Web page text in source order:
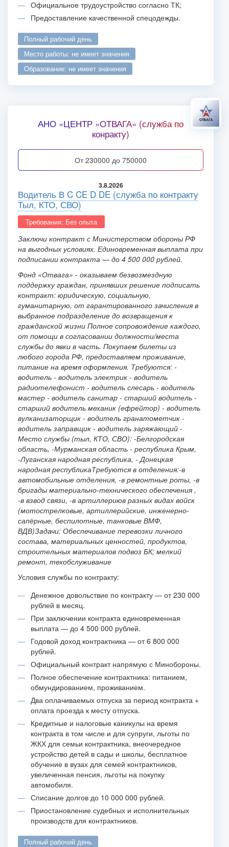
Официальное трудоустройство согласно ТК;
Предоставление качественной спецодежды.
полный рабочий день
место работы: не имеет значения
образование: не имеет значения
АНО «ЦЕНТР «ОТВАГА» (служба по
конракту)
от 230000 до 750000
3.8.2026
Водитель В C CE D DE (служба по контракту
Тыл, КТО, СВО)
Требования: Без опыта
Заключи контракт с Министерством обороны РФ
на выгодных условиях. Единовременная выплата при
подписании контракта — до 4 500 000 рублей.
Фонд «Отвага» - оказываем безвозмездную
поддержку граждан, принявших решение подписать
контракт: юридическую, социальную,
гуманитарную, от гарантированного зачисления в
выбранное подразделение до возвращения к
гражданской жизни Полное сопровождение каждого,
от помощи в согласовании должности/места
службы до явки в часть. Покупаем билеты из
любого города РФ, предоставляем проживание,
питание на время оформления. Требуются: -
водитель - водитель электрик - водитель
радиотелефонист - водитель слесарь - водитель
мастер - водитель санитар - старший водитель -
старший водитель механик (ефрейтор) - водитель
вулканизаторщик - водитель гранатометчик -
водитель заправщик - водитель заряжающий -
Место службы (тыл, КТО, СВО): -Белгородская
область, -Мурманская область - республика Крым,
-Луганская народная республика, - Донецкая
народная республикаТребуются в отделения:-в
автомобильные отделения, -в ремонтные роты, -в
бригады материально-технического обеспечения ,
-в взвод связи, -в артиллериюв разных видах войск
(мотострелковые, артиллерийские, инженерно-
сапёрные, беспилотные, танковые ВМФ,
ВДВ)Задачи: Обеспечивание перевозки личного
состава, материальных ценностей, продуктов,
строительных материалов подвоз БК; мелкий
ремонт, техобслуживание
Условия службы по контракту:
Денежное довольствие по контракту — от 230 000
рублей в месяц.
При заключении контракта единовременная
выплата — до 4 500 000 рублей.
Годовой доход контрактника — от 6 800 000
рублей.
Официальный контракт напрямую с Минобороны.
Полное обеспечение контрактника: питанием,
обмундированием, проживанием.
Два оплачиваемых отпуска за период контракта +
оплата проезда к месту отпуска.
Кредитные и налоговые каникулы на время
контракта в том числе и для супруги, льготы по
ЖКХ для семьи контрактника, внеочередное
устройство детей в сады и школы, бесплатное
обучение в вузах для семей контрактников,
увеличенная пенсия, льготы на покупку
автомобиля.
Списание долгов до 10 000 000 рублей.
Приостановление судебных и исполнительных
производств для контрактников.
полный рабочий день